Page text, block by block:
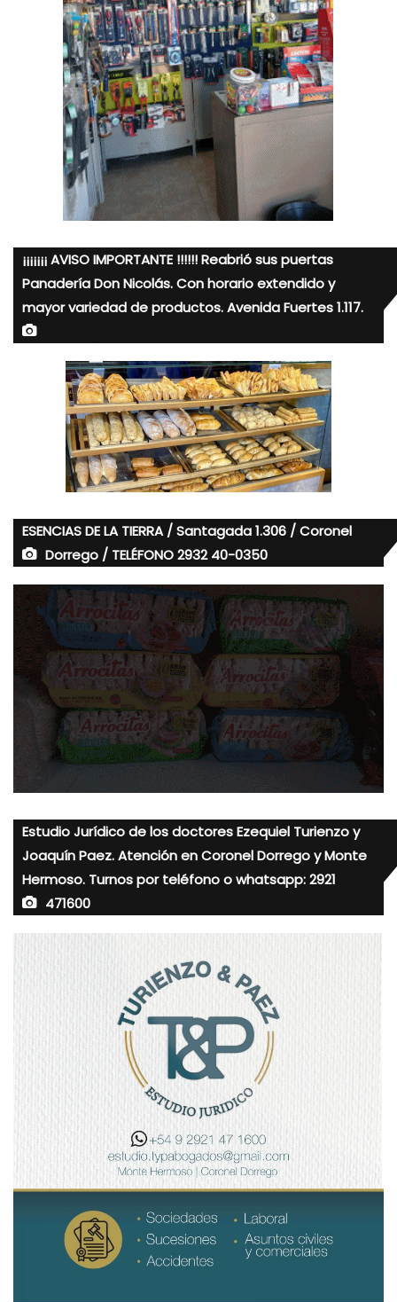
¡¡¡¡¡¡¡ AVISO IMPORTANTE !!!!!! Reabrió sus puertas
Panadería Don Nicolás. Con horario extendido y
mayor variedad de productos. Avenida Fuertes 1.117.
ESENCIAS DE LA TIERRA / Santagada 1.306 / Coronel
Dorrego / TELÉFONO 2932 40-0350
Estudio Jurídico de los doctores Ezequiel Turienzo y
Joaquín Paez. Atención en Coronel Dorrego y Monte
Hermoso. Turnos por teléfono o whatsapp: 2921
471600